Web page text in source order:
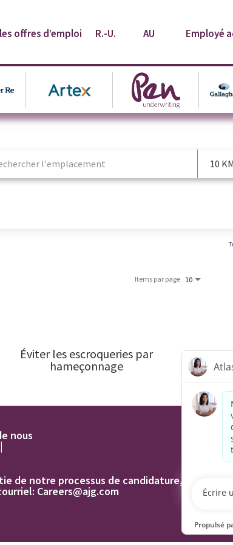
offres d’emploi R.-U. AU Employé
10 KM
Items par page 10
Éviter les escroqueries par
hameçonnage
nous
de notre processus de candidature, y compris
Careers@ajg.com